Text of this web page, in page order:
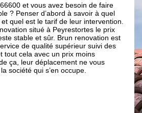
besoin de faire
à savoir à quel
de leur intervention.
le prix
renovation est
suivi des
prix moins
ne vous
occupe.
d’isolation toiture,
roche, les mousses
laines de mouton,
la ouate de cellulose
les produits minéraux
la perlite et le verre
notre entreprise de
soufflage, la projection
d’isolation qu’ils
matériaux